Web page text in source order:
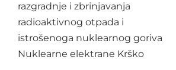
razgradnje i zbrinjavanja
radioaktivnog otpada i
istrošenoga nuklearnog goriva
Nuklearne elektrane Krško